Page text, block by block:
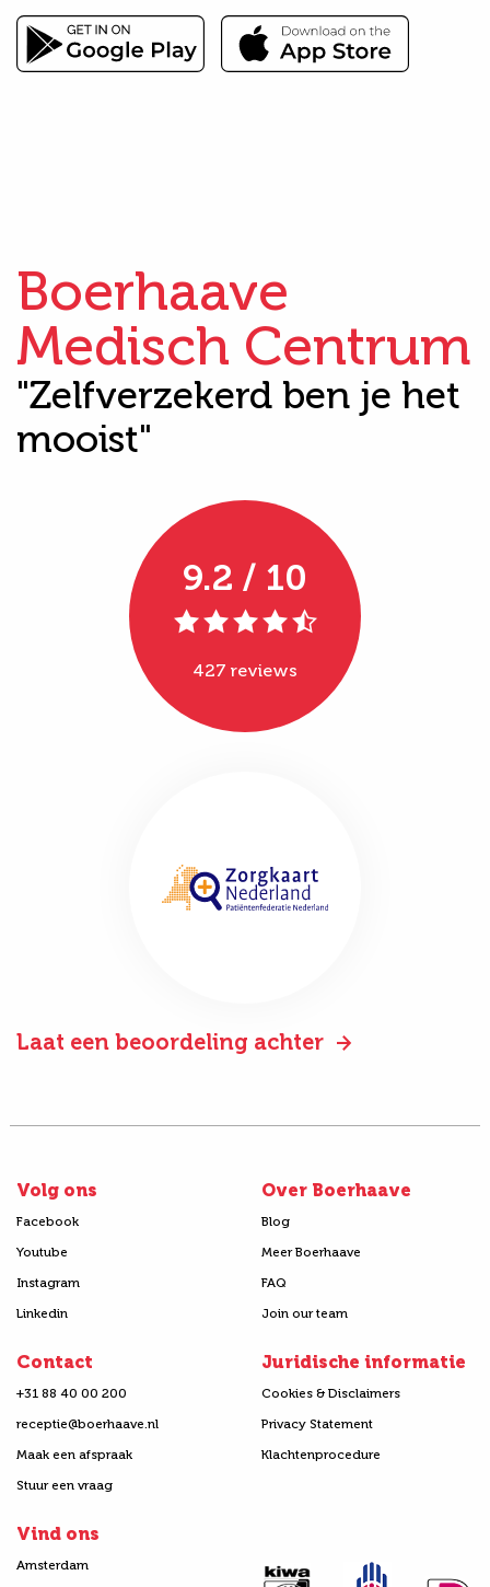
Boerhaave
Medisch Centrum
"Zelfverzekerd ben je het
mooist"
9.2 / 10
427 reviews
Laat een beoordeling achter
Volg ons
Facebook
Youtube
Instagram
Linkedin
Over Boerhaave
Blog
Meer Boerhaave
FAQ
Join our team
Contact
+31 88 40 00 200
receptie@boerhaave.nl
Maak een afspraak
Stuur een vraag
Juridische informatie
Cookies & Disclaimers
Privacy Statement
Klachtenprocedure
Vind ons
Amsterdam